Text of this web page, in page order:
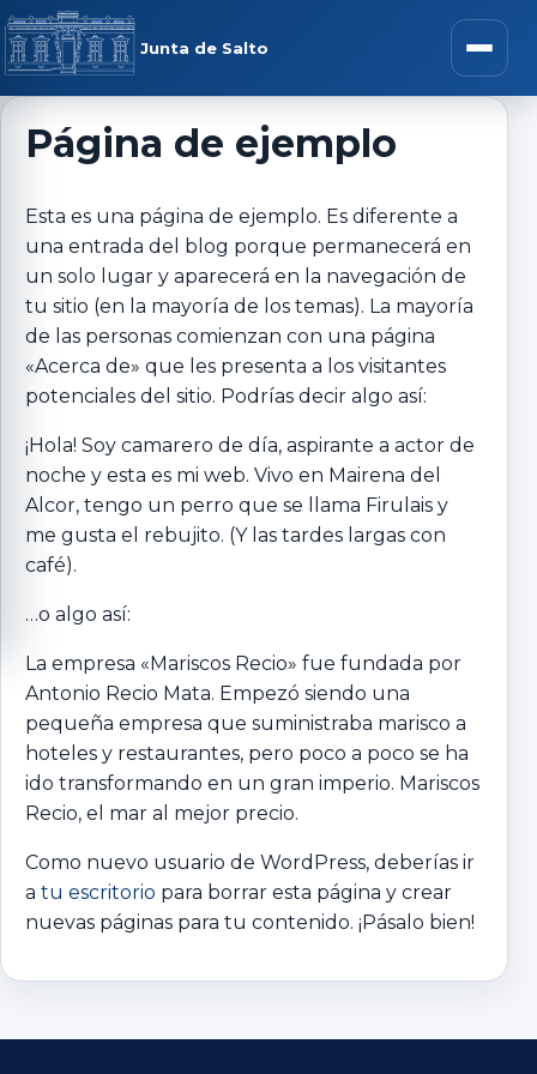
Saltar al contenido
Junta de Salto Abrir
menú
Página de ejemplo
Esta es una página de ejemplo. Es diferente a
una entrada del blog porque permanecerá en
un solo lugar y aparecerá en la navegación de
tu sitio (en la mayoría de los temas). La mayoría
de las personas comienzan con una página
«Acerca de» que les presenta a los visitantes
potenciales del sitio. Podrías decir algo así:
¡Hola! Soy camarero de día, aspirante a actor de
noche y esta es mi web. Vivo en Mairena del
Alcor, tengo un perro que se llama Firulais y
me gusta el rebujito. (Y las tardes largas con
café).
…o algo así:
La empresa «Mariscos Recio» fue fundada por
Antonio Recio Mata. Empezó siendo una
pequeña empresa que suministraba marisco a
hoteles y restaurantes, pero poco a poco se ha
ido transformando en un gran imperio. Mariscos
Recio, el mar al mejor precio.
Como nuevo usuario de WordPress, deberías ir
a tu escritorio para borrar esta página y crear
nuevas páginas para tu contenido. ¡Pásalo bien!